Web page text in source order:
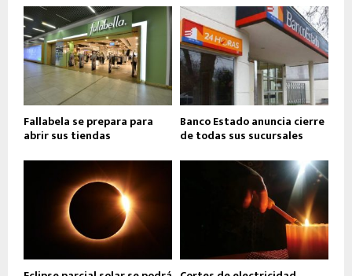
Fallabela se prepara para
abrir sus tiendas
Banco Estado anuncia cierre
de todas sus sucursales